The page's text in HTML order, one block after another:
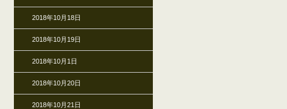
2018年10月18日
2018年10月19日
2018年10月1日
2018年10月20日
2018年10月21日